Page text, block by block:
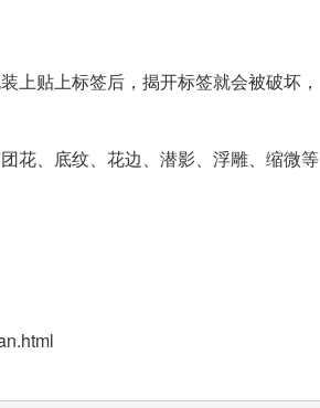
上贴上标签后，揭开标签就会被破坏，
花、底纹、花边、潜影、浮雕、缩微等